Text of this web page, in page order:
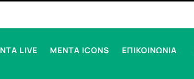
LIVE MENTA ICONS ΕΠΙΚΟΙΝΩΝΙΑ